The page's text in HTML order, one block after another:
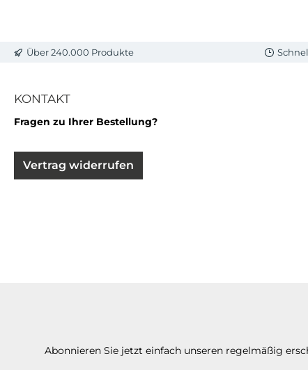
Über 240.000 Produkte
KONTAKT
Fragen zu Ihrer Bestellung?
Vertrag widerrufen
Abonnieren Sie jetzt einfach unseren regelmäßig